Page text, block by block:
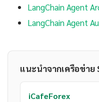
LangChain Agent
LangChain Agent
แนะนำจากเครือข่าย
iCafeForex